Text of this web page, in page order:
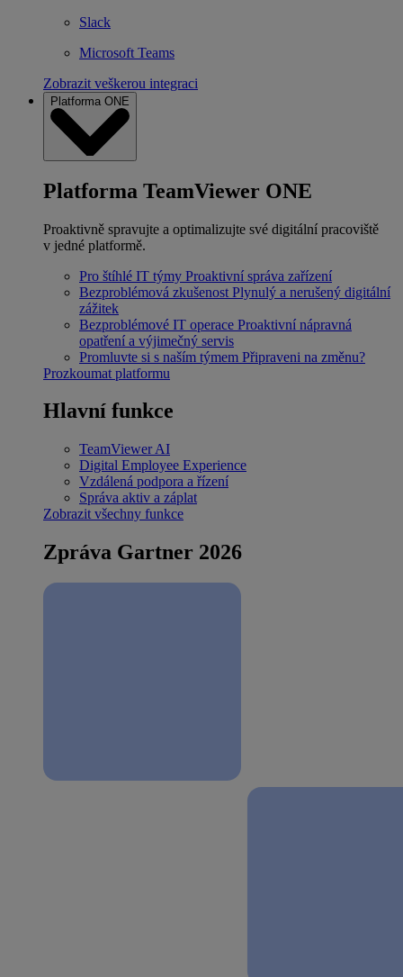
Slack
Microsoft Teams
Zobrazit veškerou integraci
Platforma ONE
Platforma TeamViewer ONE
Proaktivně spravujte a optimalizujte své digitální pracoviště
v jedné platformě.
Pro štíhlé IT týmy Proaktivní správa zařízení
Bezproblémová zkušenost Plynulý a nerušený digitální
zážitek
Bezproblémové IT operace Proaktivní nápravná
opatření a výjimečný servis
Promluvte si s naším týmem Připraveni na změnu?
Prozkoumat platformu
Hlavní funkce
TeamViewer AI
Digital Employee Experience
Vzdálená podpora a řízení
Správa aktiv a záplat
Zobrazit všechny funkce
Zpráva Gartner 2026